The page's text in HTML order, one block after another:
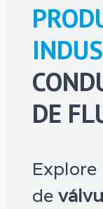
DE
Explore
de